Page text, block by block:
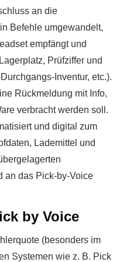
an die
Befehle umgewandelt,
empfängt und
Prüfziffer und
Inventur, etc.).
Rückmeldung mit Info,
verbracht werden soll.
und digital zum
Lademittel und
an das Pick-by-Voice
by Voice
(besonders im
Systemen wie z. B. Pick